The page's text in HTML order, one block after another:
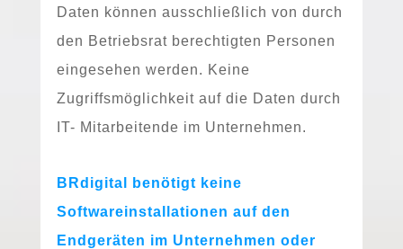
Daten kön­nen aus­schließ­lich von durch
den Betriebsrat berech­tig­ten Personen
ein­ge­se­hen wer­den. Keine
Zugriffsmöglichkeit auf die Daten durch
IT- Mitarbeitende im Unternehmen.
BRdigital benö­tigt kei­ne
Softwareinstallationen auf den
Endgeräten im Unternehmen oder